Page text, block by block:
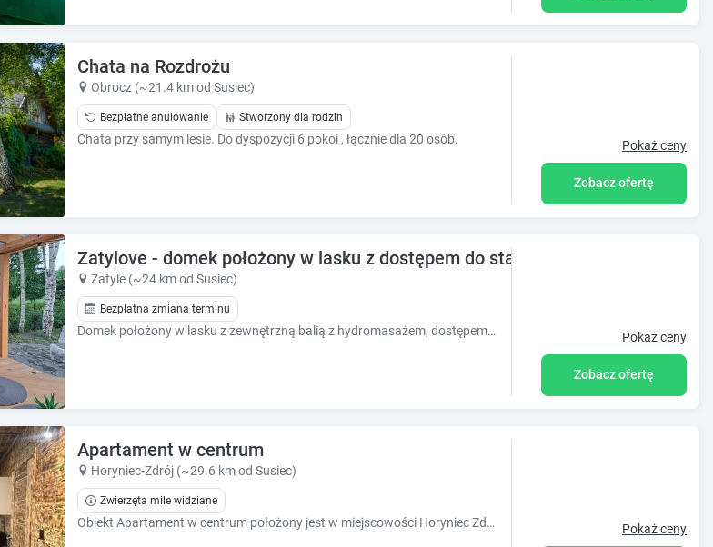
Chata na Rozdrożu
Obrocz (~21.4 km od Susiec)
Bezpłatne anulowanie Stworzony dla rodzin
Chata przy samym lesie. Do dyspozycji 6 pokoi , łącznie dla 20 osób. Pokaż ceny
Zobacz ofertę
Zatylove - domek położony w lasku z dostępem do stawu kąpielowego
Zatyle (~24 km od Susiec)
Bezpłatna zmiana terminu
Domek położony w lasku z zewnętrzną balią z hydromasażem, dostępem do stawu kąpielowego, pomostu ze sprzętem plażowym i możliwością łowienia ryb. Pokaż ceny
Zobacz ofertę
Apartament w centrum
Horyniec-Zdrój (~29.6 km od Susiec)
Zwierzęta mile widziane
Obiekt Apartament w centrum położony jest w miejscowości Horyniec Zdrój i oferuje klimatyzację. Odległość ważnych miejsc od obiektu: Horyniec Pokaż ceny